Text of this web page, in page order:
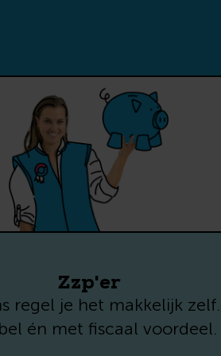
Zzp'er
regel je het makkelijk zelf.
én met fiscaal voordeel.